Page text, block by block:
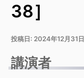
調査報道の手引き
38］
投稿日: 2024年12月31日
講演者